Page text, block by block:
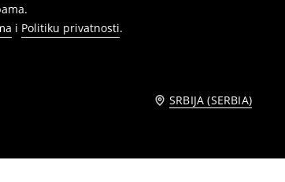
i Politiku privatnosti.
SRBIJA (SERBIA)